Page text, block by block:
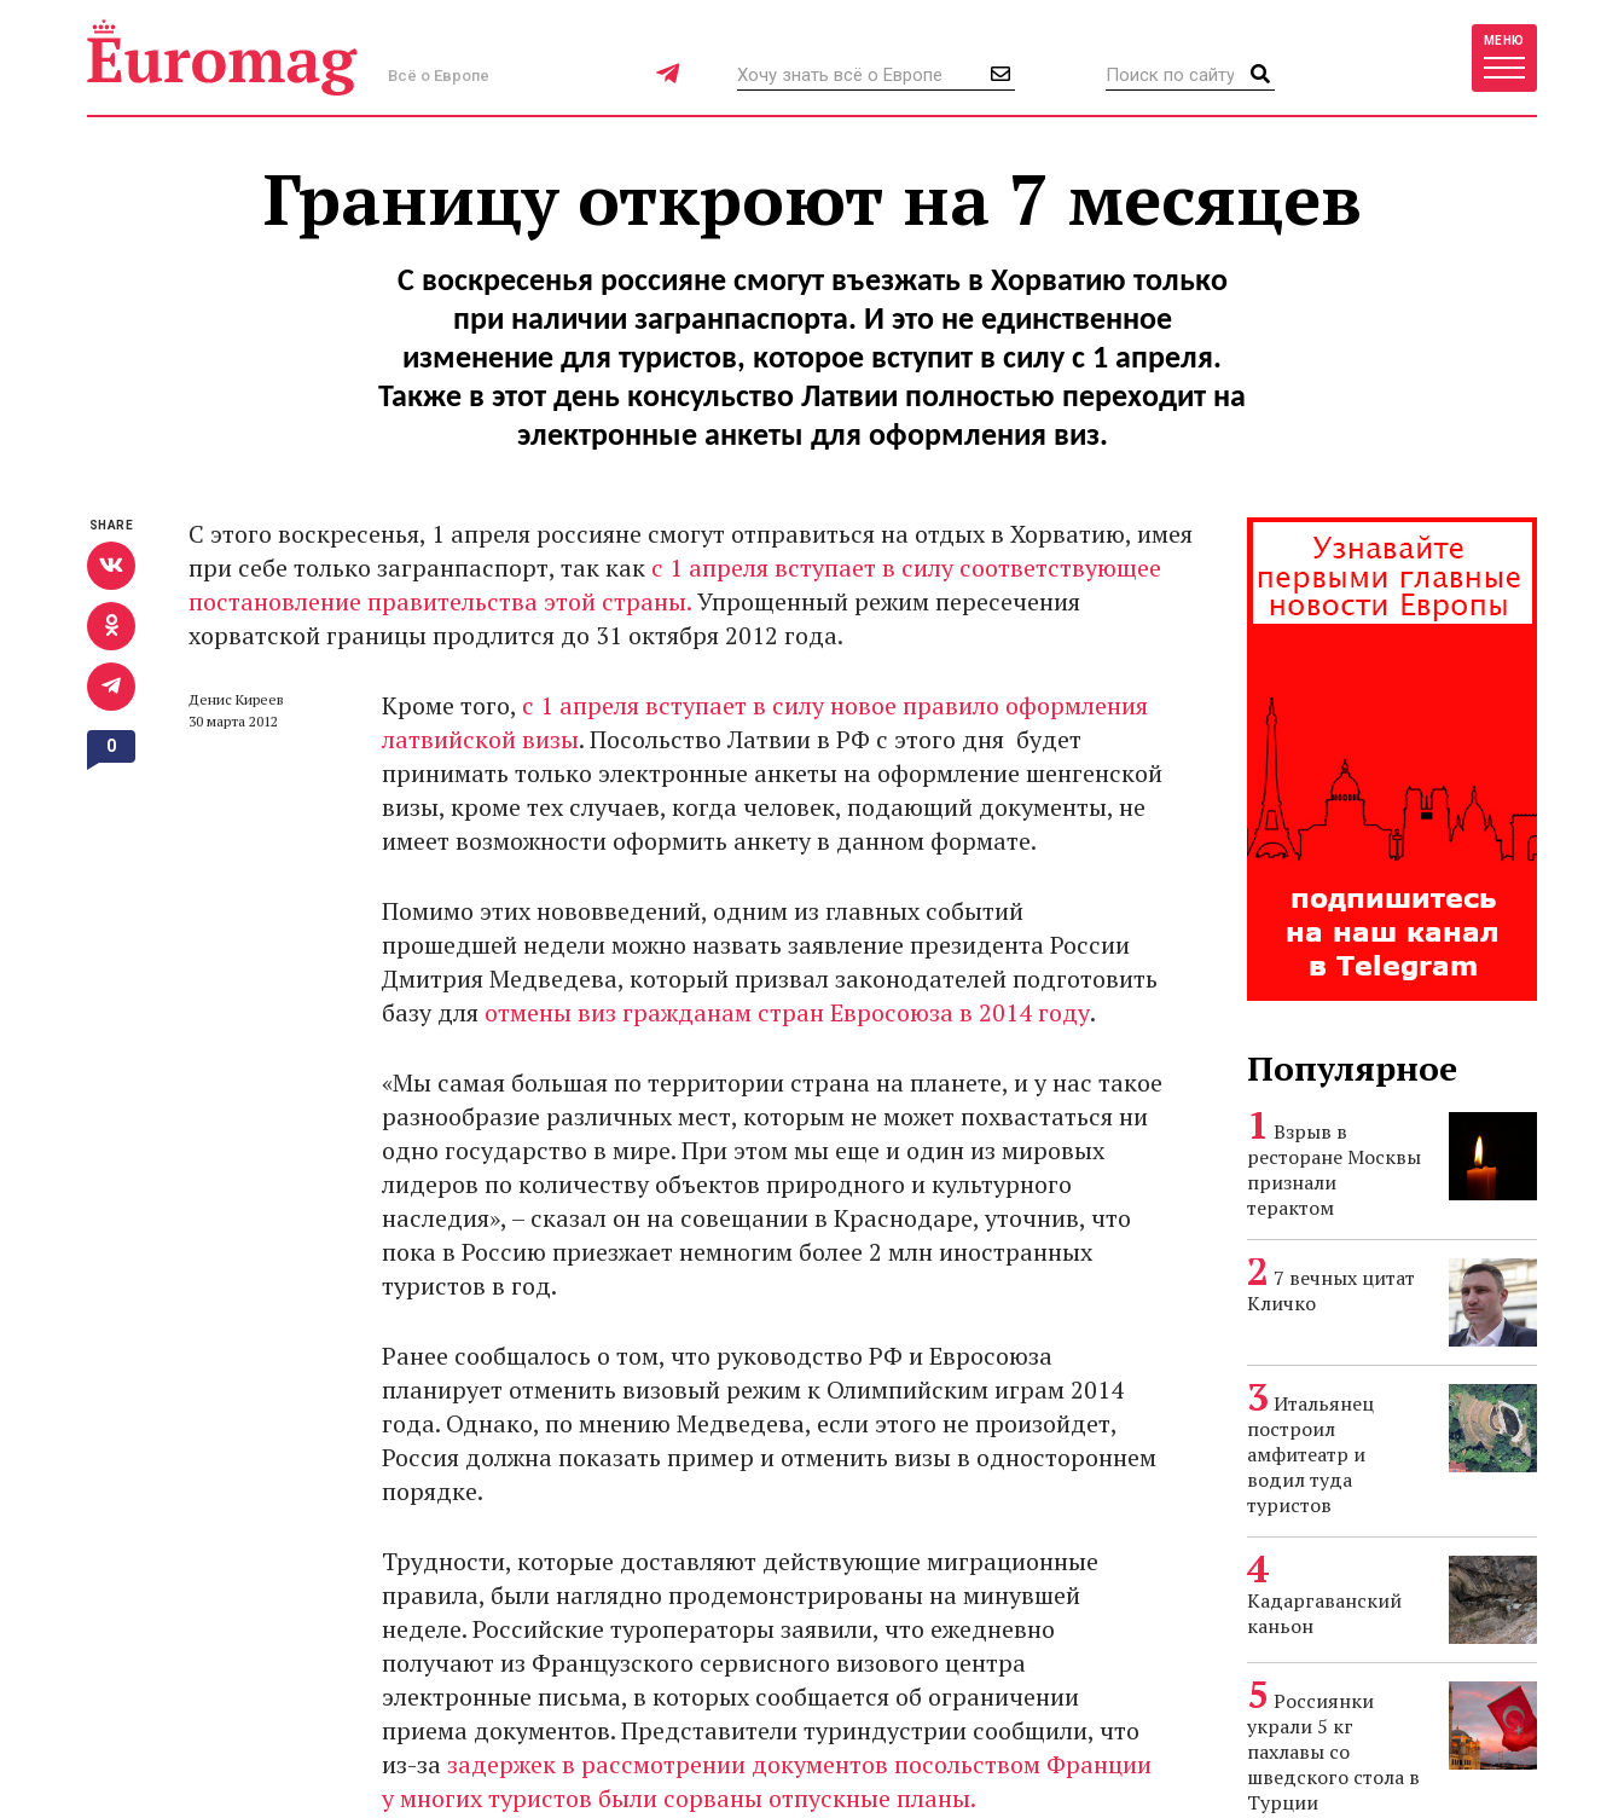
Всё о Европе
МЕНЮ
Границу откроют на 7 месяцев
С воскресенья россияне смогут въезжать в Хорватию только
при наличии загранпаспорта. И это не единственное
изменение для туристов, которое вступит в силу с 1 апреля.
Также в этот день консульство Латвии полностью переходит на
электронные анкеты для оформления виз.
С этого воскресенья, 1 апреля россияне смогут отправиться на отдых в Хорватию, имея
при себе только загранпаспорт, так как с 1 апреля вступает в силу соответствующее
постановление правительства этой страны.Упрощенный режим пересечения
хорватской границы продлится до 31 октября 2012 года.
Денис Киреев
30 марта 2012
Кроме того, с 1 апреля вступает в силу новое правило оформления
латвийской визы. Посольство Латвии в РФ с этого дня будет
принимать только электронные анкеты на оформление шенгенской
визы, кроме тех случаев, когда человек, подающий документы, не
имеет возможности оформить анкету в данном формате.
Помимо этих нововведений, одним из главных событий
прошедшей недели можно назвать заявление президента России
Дмитрия Медведева, который призвал законодателей подготовить
базу для отмены виз гражданам стран Евросоюза в 2014 году.
«Мы самая большая по территории страна на планете, и у нас такое
разнообразие различных мест, которым не может похвастаться ни
одно государство в мире. При этом мы еще и один из мировых
лидеров по количеству объектов природного и культурного
наследия», – сказал он на совещании в Краснодаре, уточнив, что
пока в Россию приезжает немногим более 2 млн иностранных
туристов в год.
Ранее сообщалось о том, что руководство РФ и Евросоюза
планирует отменить визовый режим к Олимпийским играм 2014
года. Однако, по мнению Медведева, если этого не произойдет,
Россия должна показать пример и отменить визы в одностороннем
порядке.
Трудности, которые доставляют действующие миграционные
правила, были наглядно продемонстрированы на минувшей
неделе. Российские туроператоры заявили, что ежедневно
получают из Французского сервисного визового центра
электронные письма, в которых сообщается об ограничении
приема документов. Представители туриндустрии сообщили, что
из-зазадержек в рассмотрении документов посольством Франции
у многих туристов были сорваны отпускные планы.
SHARE
0
Популярное
Взрыв в
ресторане Москвы
признали
терактом
7 вечных цитат
Кличко
Итальянец
построил
амфитеатр и
водил туда
туристов
Кадаргаванский
каньон
Россиянки
украли 5 кг
пахлавы со
шведского стола в
Турции